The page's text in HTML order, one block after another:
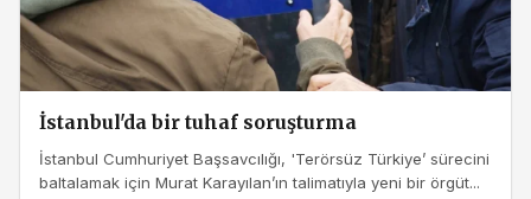
İstanbul'da bir tuhaf soruşturma
İstanbul Cumhuriyet Başsavcılığı, 'Terörsüz Türkiye’ sürecini
baltalamak için Murat Karayılan’ın talimatıyla yeni bir örgüt...